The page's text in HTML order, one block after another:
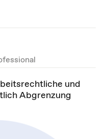
und
Abgrenzung